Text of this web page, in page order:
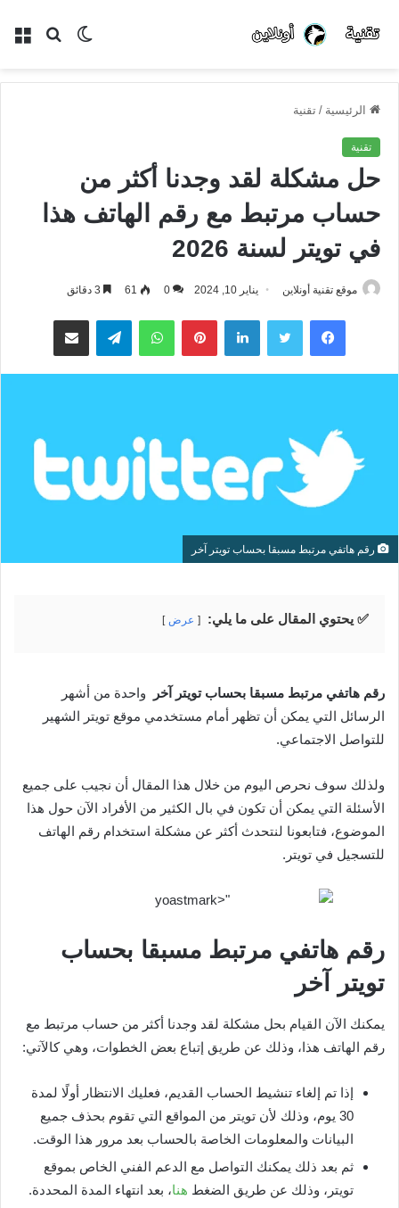
بحث الوضع
الرئيسية / تقنية
تقنية
حل مشكلة لقد وجدنا أكثر من
حساب مرتبط مع رقم الهاتف هذا
في تويتر لسنة 2026
موقع تقنية أونلاين يناير 10, 2024 0
61
فيسبوك تويتر لينكدإن بينتيريستواتساب تيلقرام مشاركة عبر البريد
رقم هاتفي مرتبط مسبقا بحساب تويتر آخر
✅ يحتوي المقال على ما يلي: عرض
رقم هاتفي مرتبط مسبقا بحساب تويتر آخر
واحدة من أشهر
الرسائل التي يمكن أن تظهر أمام مستخدمي موقع تويتر الشهير
للتواصل الاجتماعي.
ولذلك سوف نحرص اليوم من خلال هذا المقال أن نجيب على جميع
الأسئلة التي يمكن أن تكون في بال الكثير من الأفراد الآن حول هذا
الموضوع، فتابعونا لنتحدث أكثر عن مشكلة استخدام رقم الهاتف
للتسجيل في تويتر.
رقم هاتفي مرتبط مسبقا بحساب
تويتر آخر
يمكنك الآن القيام بحل مشكلة لقد وجدنا أكثر من حساب مرتبط مع
رقم الهاتف هذا، وذلك عن طريق إتباع بعض الخطوات، وهي كالآتي:
إذا تم إلغاء تنشيط الحساب القديم، فعليك الانتظار أولًا لمدة
30 يوم، وذلك لأن تويتر من المواقع التي تقوم بحذف جميع
البيانات والمعلومات الخاصة بالحساب بعد مرور هذا الوقت.
ثم بعد ذلك يمكنك التواصل مع الدعم الفني الخاص بموقع
تويتر، وذلك عن طريق الضغط هنا، بعد انتهاء المدة المحددة.